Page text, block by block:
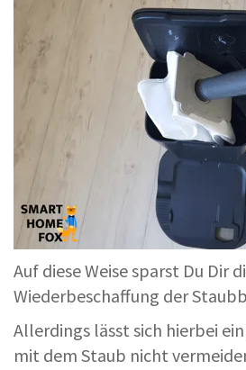
Auf diese Weise sparst Du Dir
Wiederbeschaffung der
Allerdings lässt sich hierbei
mit dem Staub nicht